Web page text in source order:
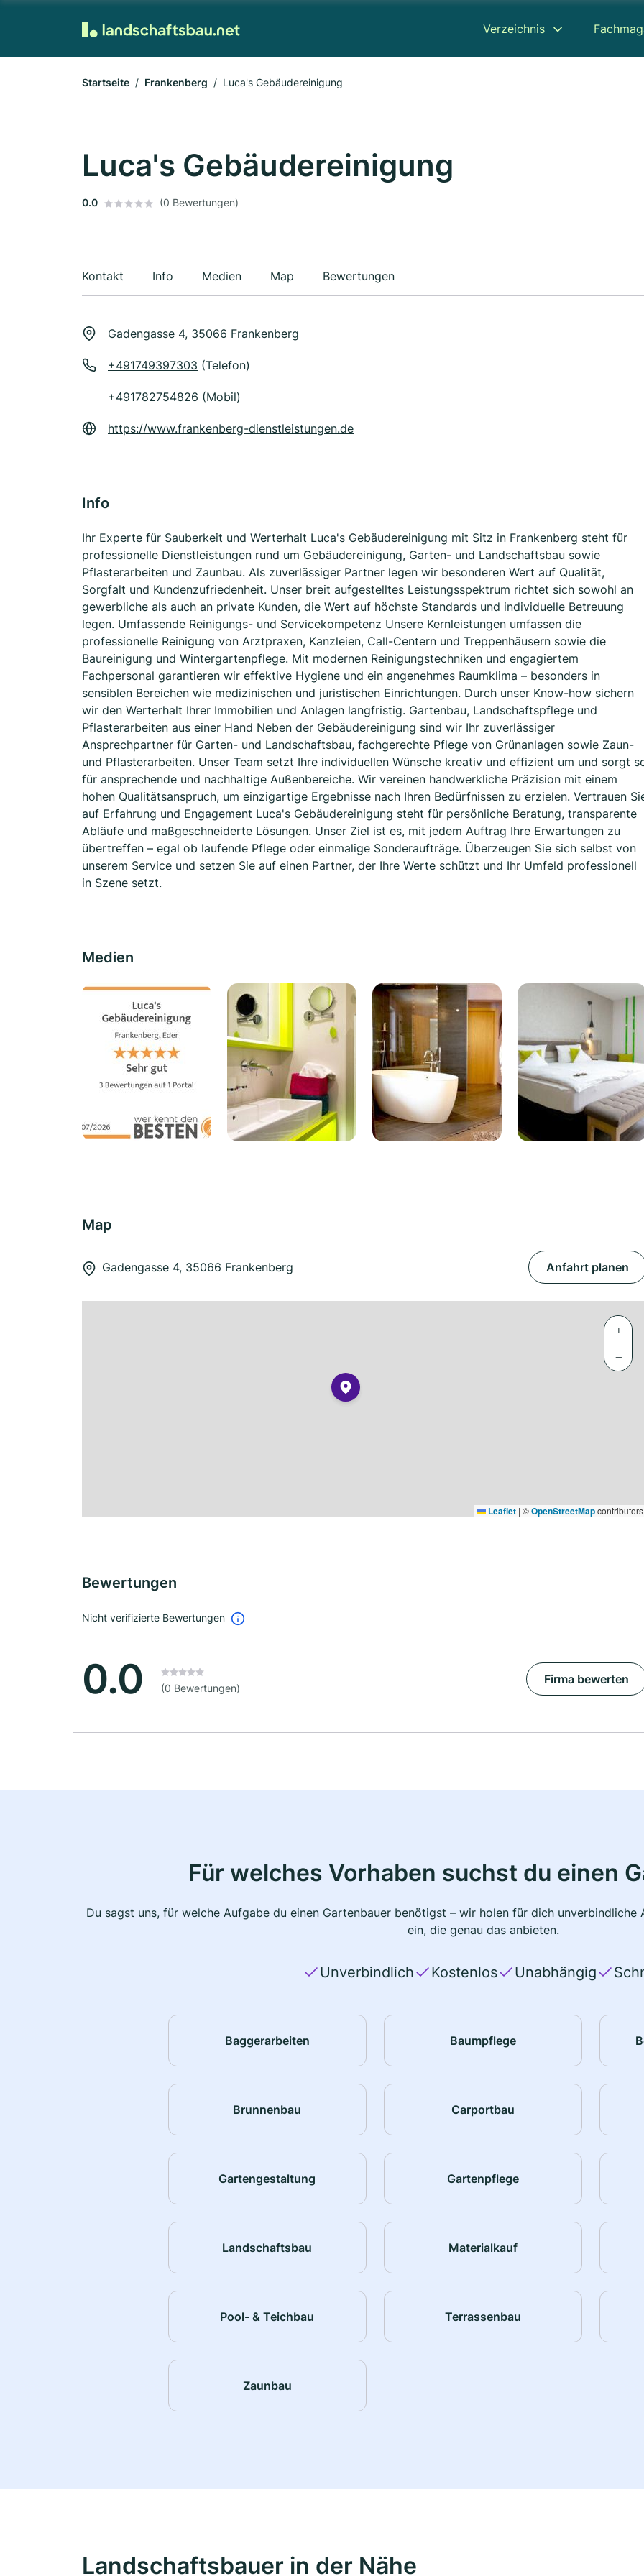
Verzeichnis
Startseite Frankenberg Luca's Gebäudereinigung
Luca's Gebäudereinigung
0.0 (0 Bewertungen)
Kontakt Info Medien Map Bewertungen
Gadengasse 4, 35066 Frankenberg
+491749397303 (Telefon)
+491782754826 (Mobil)
https://www.frankenberg-dienstleistungen.de
Info
Ihr Experte für Sauberkeit und Werterhalt Luca's Gebäudereinigung mit Sitz in Frankenberg steht für
professionelle Dienstleistungen rund um Gebäudereinigung, Garten- und Landschaftsbau sowie
Pflasterarbeiten und Zaunbau. Als zuverlässiger Partner legen wir besonderen Wert auf Qualität,
Sorgfalt und Kundenzufriedenheit. Unser breit aufgestelltes Leistungsspektrum richtet sich sowohl an
gewerbliche als auch an private Kunden, die Wert auf höchste Standards und individuelle Betreuung
legen. Umfassende Reinigungs- und Servicekompetenz Unsere Kernleistungen umfassen die
professionelle Reinigung von Arztpraxen, Kanzleien, Call-Centern und Treppenhäusern sowie die
Baureinigung und Wintergartenpflege. Mit modernen Reinigungstechniken und engagiertem
Fachpersonal garantieren wir effektive Hygiene und ein angenehmes Raumklima – besonders in
sensiblen Bereichen wie medizinischen und juristischen Einrichtungen. Durch unser Know-how sichern
wir den Werterhalt Ihrer Immobilien und Anlagen langfristig. Gartenbau, Landschaftspflege und
Pflasterarbeiten aus einer Hand Neben der Gebäudereinigung sind wir Ihr zuverlässiger
Ansprechpartner für Garten- und Landschaftsbau, fachgerechte Pflege von Grünanlagen sowie Zaun-
und Pflasterarbeiten. Unser Team setzt Ihre individuellen Wünsche kreativ und effizient um und sorgt
für ansprechende und nachhaltige Außenbereiche. Wir vereinen handwerkliche Präzision mit einem
hohen Qualitätsanspruch, um einzigartige Ergebnisse nach Ihren Bedürfnissen zu erzielen. Vertrauen
auf Erfahrung und Engagement Luca's Gebäudereinigung steht für persönliche Beratung, transparente
Abläufe und maßgeschneiderte Lösungen. Unser Ziel ist es, mit jedem Auftrag Ihre Erwartungen zu
übertreffen – egal ob laufende Pflege oder einmalige Sonderaufträge. Überzeugen Sie sich selbst von
unserem Service und setzen Sie auf einen Partner, der Ihre Werte schützt und Ihr Umfeld professionell
in Szene setzt.
Medien
Map
Gadengasse 4, 35066 Frankenberg Anfahrt planen
+
−
Leaflet | ©OpenStreetMapcontributors
Bewertungen
Nicht verifizierte Bewertungen
0.0 (0 Bewertungen)
Firma bewerten
Für welches Vorhaben suchst du einen
Du sagst uns, für welche Aufgabe du einen Gartenbauer benötigst – wir holen für dich
ein, die genau das anbieten.
Unverbindlich Kostenlos Unabhängig
Baggerarbeiten Baumpflege
Brunnenbau Carportbau
Gartengestaltung Gartenpflege
Landschaftsbau Materialkauf
Pool- & Teichbau Terrassenbau
Zaunbau
Landschaftsbauer in der Nähe